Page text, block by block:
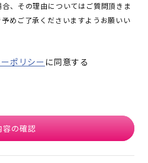
、その理由についてはご質問頂きま
めご了承くださいますようお願いい
ポリシー に同意する
容の確認